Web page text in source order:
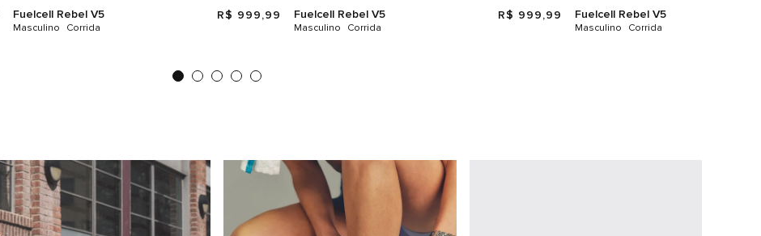
Fuelcell Rebel V5
Masculino Corrida
R$ 999,99 Fuelcell Rebel V5
Masculino Corrida
R$ 999,99 Fuelcell Rebel V5
Masculino Corrida